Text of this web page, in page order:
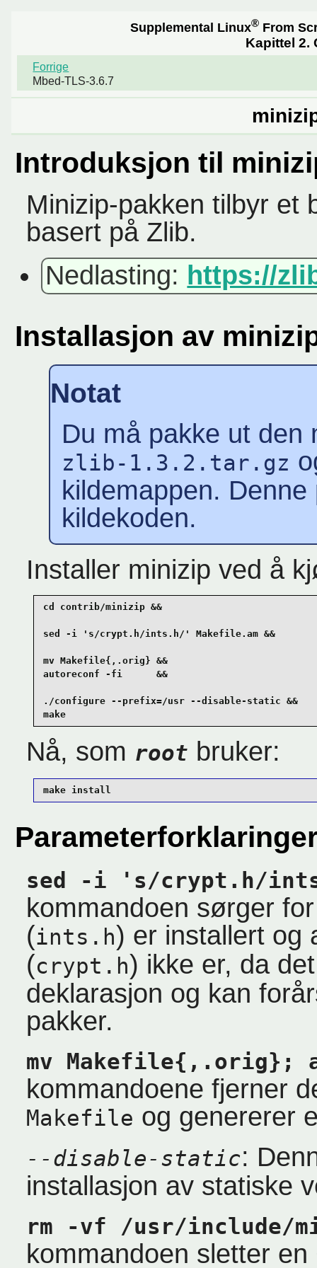
Supplemental Linux® From
Kapittel 2.
Forrige
Mbed-TLS-3.6.7
Introduksjon til
Minizip-pakken tilbyr et
basert på Zlib.
Nedlasting: https://
Installasjon av
Notat
Du må pakke ut den
zlib-1.3.2.tar.gz
kildemappen.
kildekoden.
Installer minizip ved å
cd contrib/minizip &&
sed -i 's/crypt.h/ints.h/' Makefile.am &&
mv Makefile{,.orig} &&
autoreconf -fi      &&
./configure --prefix=/usr --disable-static &&
make
Nå, som root bruker:
make install
sed -i 's/crypt.h/
kommandoen sørger
(ints.h) er installert og
(crypt.h) ikke er, da
deklarasjon og kan
pakker.
mv Makefile{,.orig};
kommandoene fjerner
Makefile og genererer
--disable-static:
installasjon av statiske
rm -vf /usr/include/
kommandoen sletter